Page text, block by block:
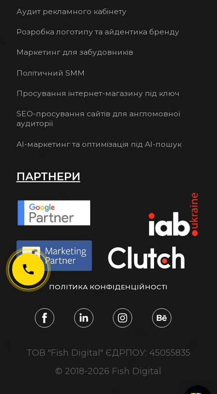
Аудит рекламного кабінету
Розробка логотипу та айдентика бренду
Маркетинг для забудовників
Політичний SMM
Просування інтернет-магазину під ключ
SEO-просування сайтів для англомовної
аудиторії
AI-маркетинг та оптимізація під AI-пошук
ПАРТНЕРИ
ПОЛІТИКА КОНФІДЕНЦІЙНОСТІ
ТОВ "Fish Digital" ЄДРПОУ: 45055835
© 2018-2026 Fish Digital